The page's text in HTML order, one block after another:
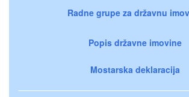
Radne grupe za državnu
Popis državne imovine
Mostarska deklaracija